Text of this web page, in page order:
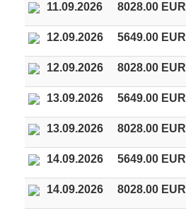
11.09.2026 8028.00 EUR
12.09.2026 5649.00 EUR
12.09.2026 8028.00 EUR
13.09.2026 5649.00 EUR
13.09.2026 8028.00 EUR
14.09.2026 5649.00 EUR
14.09.2026 8028.00 EUR